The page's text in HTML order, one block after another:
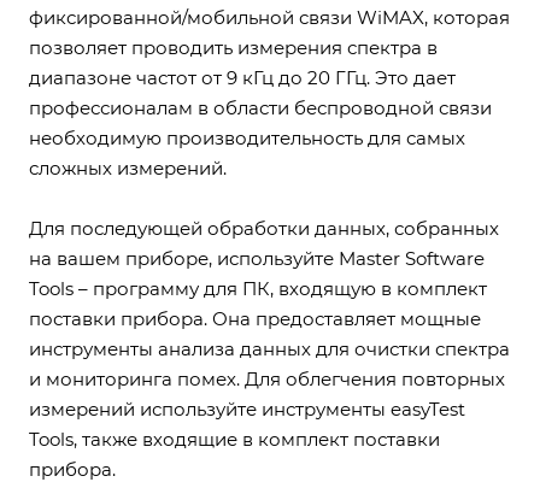
фиксированной/мобильной связи WiMAX, которая
позволяет проводить измерения спектра в
диапазоне частот от 9 кГц до 20 ГГц. Это дает
профессионалам в области беспроводной связи
необходимую производительность для самых
сложных измерений.
Для последующей обработки данных, собранных
на вашем приборе, используйте Master Software
Tools – программу для ПК, входящую в комплект
поставки прибора. Она предоставляет мощные
инструменты анализа данных для очистки спектра
и мониторинга помех. Для облегчения повторных
измерений используйте инструменты easyTest
Tools, также входящие в комплект поставки
прибора.